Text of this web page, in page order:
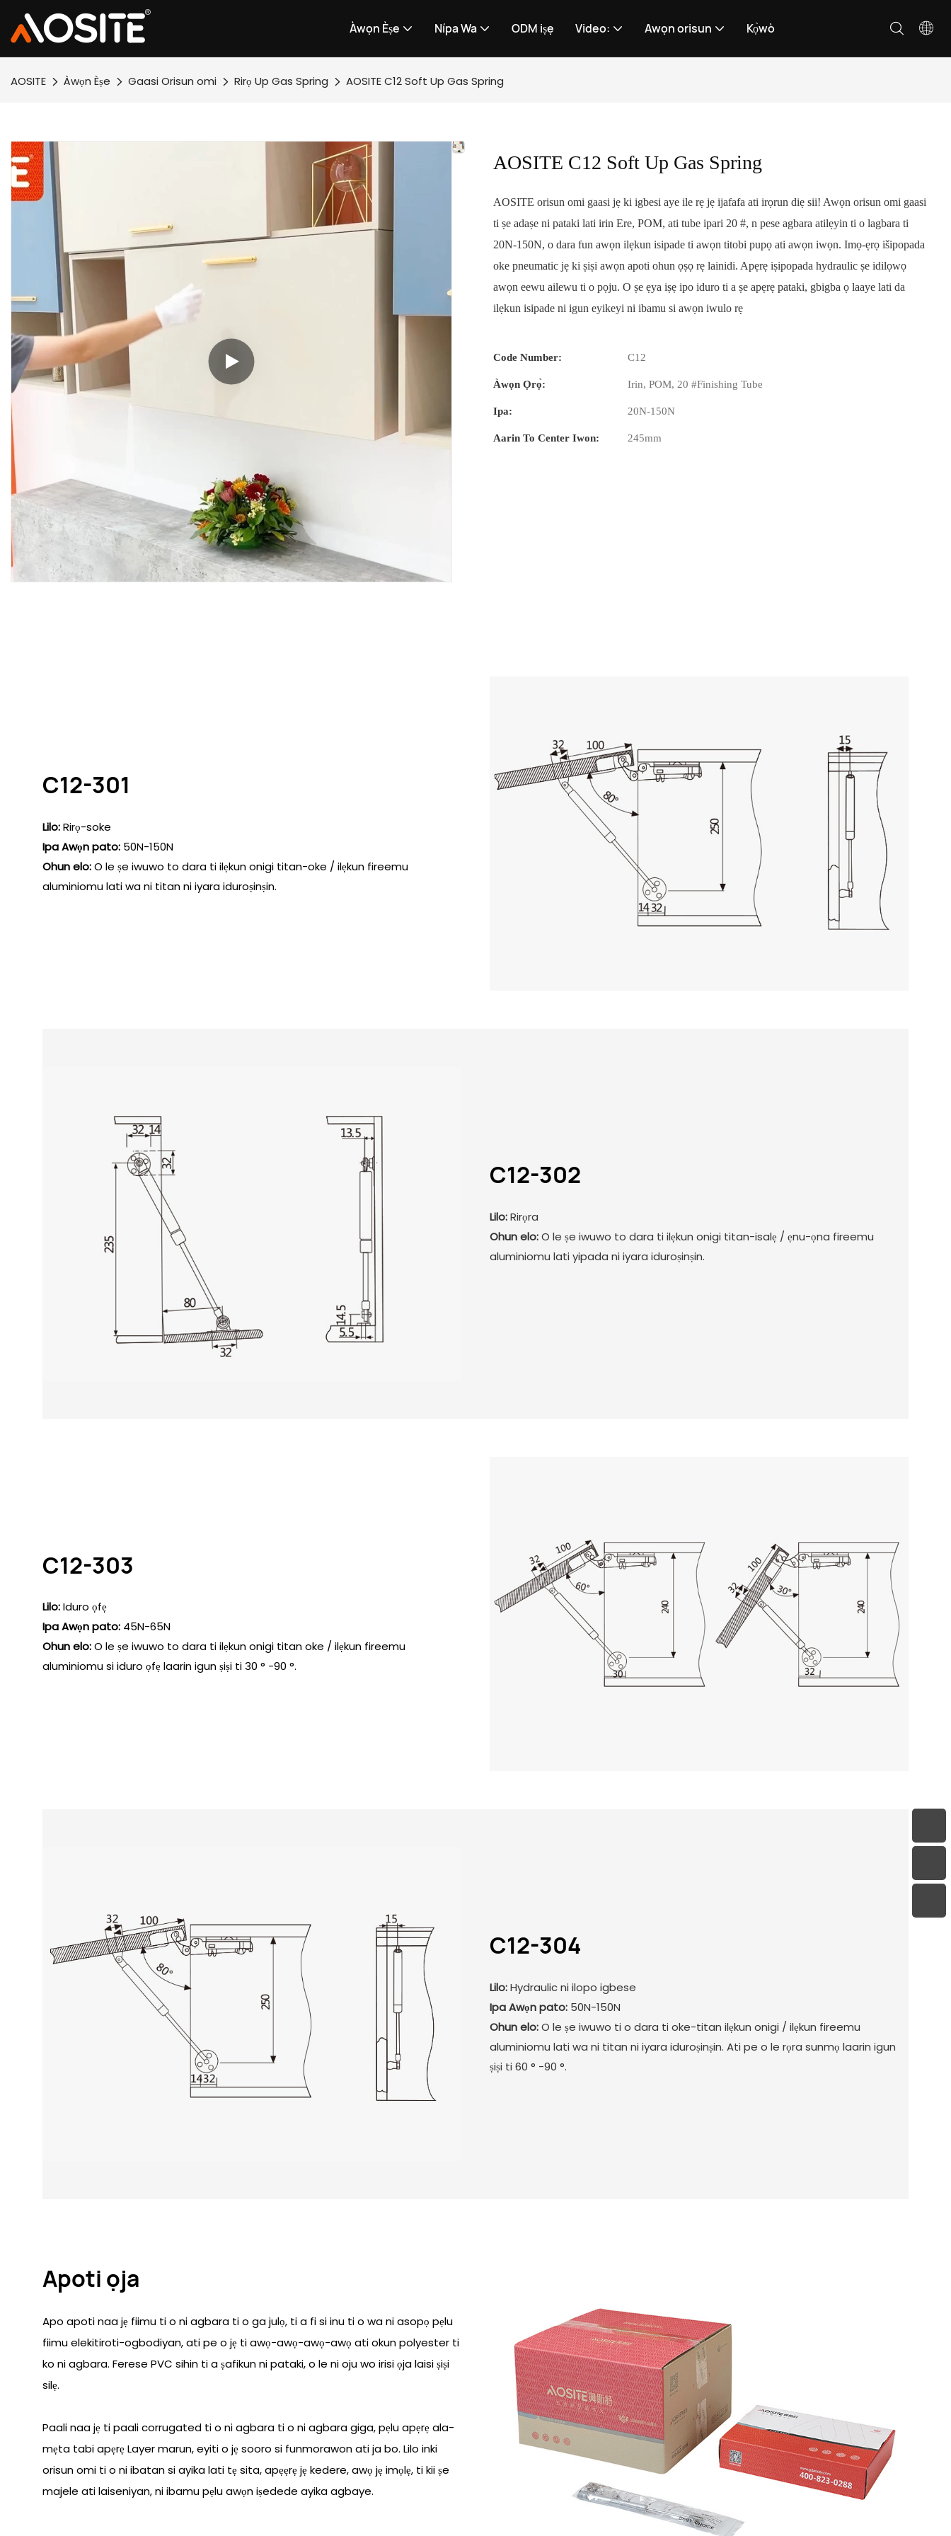
Àwọn Èṣe Nípa Wa ODM iṣẹ Video: Awọn orisun Kọ̀wò
AOSITE Àwọn Èṣe Gaasi Orisun omi Rirọ Up Gas Spring AOSITE C12 Soft Up Gas Spring
AOSITE C12 Soft Up Gas Spring
AOSITE orisun omi gaasi jẹ ki igbesi aye ile rẹ jẹ ijafafa ati irọrun diẹ sii! Awọn orisun omi gaasi
ti ṣe adaṣe ni pataki lati irin Ere, POM, ati tube ipari 20 #, n pese agbara atilẹyin ti o lagbara ti
20N-150N, o dara fun awọn ilẹkun isipade ti awọn titobi pupọ ati awọn iwọn. Imọ-ẹrọ išipopada
oke pneumatic jẹ ki ṣiṣi awọn apoti ohun ọṣọ rẹ lainidi. Apẹrẹ iṣipopada hydraulic ṣe idilọwọ
awọn eewu ailewu ti o pọju. O ṣe ẹya iṣẹ ipo iduro ti a ṣe apẹrẹ pataki, gbigba ọ laaye lati da
ilẹkun isipade ni igun eyikeyi ni ibamu si awọn iwulo rẹ
Code Number: C12
Àwọn Ọrọ̀: Irin, POM, 20 #Finishing Tube
Ipa: 20N-150N
Aarin To Center Iwon: 245mm
C12-301
Lilo:Rirọ-soke
Ipa Awọn pato: 50N-150N
Ohun elo:O le ṣe iwuwo to dara ti ilẹkun onigi titan-oke / ilẹkun fireemu
aluminiomu lati wa ni titan ni iyara iduroṣinṣin.
C12-302
Lilo:Rirọra
Ohun elo:O le ṣe iwuwo to dara ti ilẹkun onigi titan-isalẹ / ẹnu-ọna fireemu
aluminiomu lati yipada ni iyara iduroṣinṣin.
C12-303
Lilo:Iduro ọfẹ
Ipa Awọn pato: 45N-65N
Ohun elo:O le ṣe iwuwo to dara ti ilẹkun onigi titan oke / ilẹkun fireemu
aluminiomu si iduro ọfẹ laarin igun ṣiṣi ti 30 ° -90 °.
C12-304
Lilo:Hydraulic ni ilopo igbese
Ipa Awọn pato: 50N-150N
Ohun elo:O le ṣe iwuwo ti o dara ti oke-titan ilẹkun onigi / ilẹkun fireemu
aluminiomu lati wa ni titan ni iyara iduroṣinṣin. Ati pe o le rọra sunmọ laarin igun
ṣiṣi ti 60 ° -90 °.
Apoti ọja
Apo apoti naa jẹ fiimu ti o ni agbara ti o ga julọ, ti a fi si inu ti o wa ni asopọ pẹlu
fiimu elekitiroti-ogbodiyan, ati pe o jẹ ti awọ-awọ-awọ-awọ ati okun polyester ti
ko ni agbara. Ferese PVC sihin ti a ṣafikun ni pataki, o le ni oju wo irisi ọja laisi ṣiṣi
silẹ.
Paali naa jẹ ti paali corrugated ti o ni agbara ti o ni agbara giga, pẹlu apẹrẹ ala-
mẹta tabi apẹrẹ Layer marun, eyiti o jẹ sooro si funmorawon ati ja bo. Lilo inki
orisun omi ti o ni ibatan si ayika lati tẹ sita, apẹẹrẹ jẹ kedere, awọ jẹ imọlẹ, ti kii ṣe
majele ati laiseniyan, ni ibamu pẹlu awọn iṣedede ayika agbaye.